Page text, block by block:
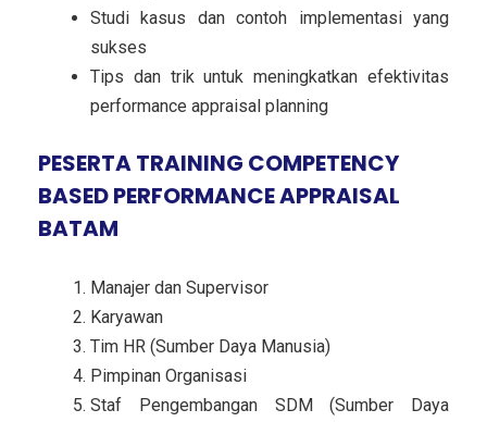
Studi kasus dan contoh implementasi yang
sukses
Tips dan trik untuk meningkatkan efektivitas
performance appraisal planning
PESERTA TRAINING COMPETENCY
BASED PERFORMANCE APPRAISAL
BATAM
Manajer dan Supervisor
Karyawan
Tim HR (Sumber Daya Manusia)
Pimpinan Organisasi
Staf Pengembangan SDM (Sumber Daya